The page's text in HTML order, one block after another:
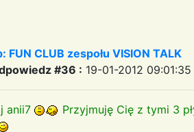
FUN CLUB zespołu VISION TALK
#36 : 19-01-2012 09:01:35
anii7 Przyjmuję Cię z tymi 3